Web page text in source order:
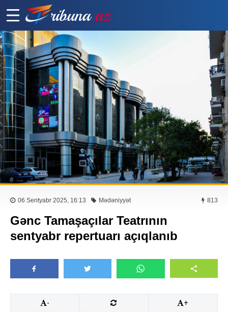
06 Sentyabr 2025, 16:13 Mədəniyyət 813
Gənc Tamaşaçılar Teatrının
sentyabr repertuarı açıqlanıb
- +